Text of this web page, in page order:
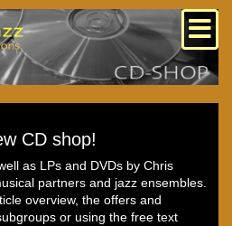
CD shop!
as LPs and DVDs by Chris
partners and jazz ensembles.
overview, the offers and
or using the free text